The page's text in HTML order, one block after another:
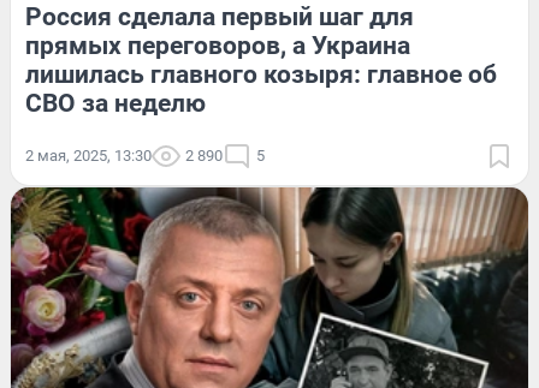
Россия сделала первый шаг для
прямых переговоров, а Украина
лишилась главного козыря: главное об
СВО за неделю
2 мая, 2025, 13:30 2 890 5